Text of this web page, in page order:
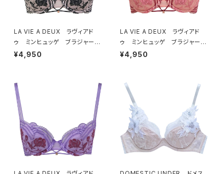
LA VIE A DEUX ラヴィアド
ゥ ミンヒュッゲ ブラジャー
（ブラック）BRA BLACK 2249
¥4,950
LA VIE A DEUX ラヴィアド
ゥ ミンヒュッゲ ブラジャー
（ヒュッゲオレンジ）BRA HYGG
¥4,950